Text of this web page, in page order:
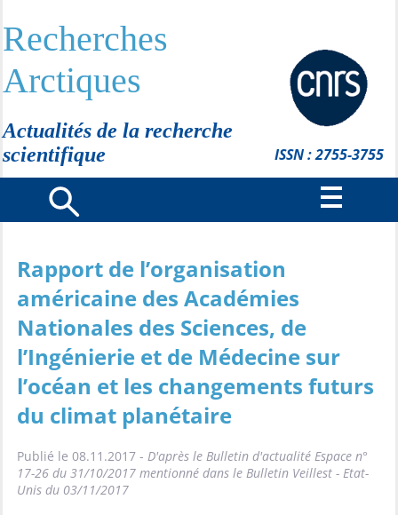
Recherches
Arctiques
Actualités de la recherche
scientifique
ISSN : 2755-3755
Rapport de l’organisation
américaine des Académies
Nationales des Sciences, de
l’Ingénierie et de Médecine sur
l’océan et les changements futurs
du climat planétaire
Publié le 08.11.2017 - D'après le Bulletin d'actualité Espace n°
17-26 du 31/10/2017 mentionné dans le Bulletin Veillest - Etat-
Unis du 03/11/2017